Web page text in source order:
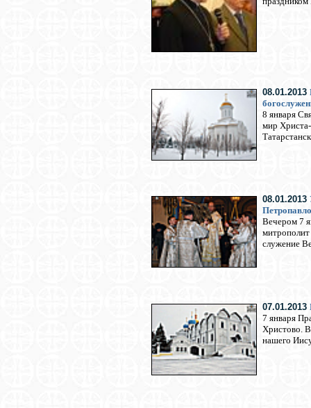
08.01.2013
8 января
мир
08.01.2013
Вечером 7
митрополит
служение
07.01.2013
7 января
Христово. В
нашего